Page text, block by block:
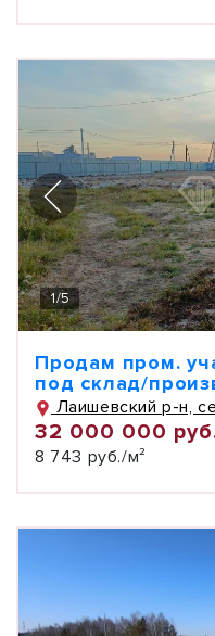
1/5
Продам пром.
под склад/
Лаишевский р-н,
32 000 000
8 743 руб./м²